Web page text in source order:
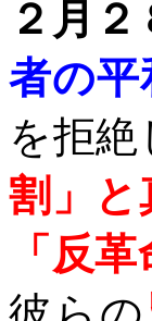
２月２
者の平
を拒
割」と
「反